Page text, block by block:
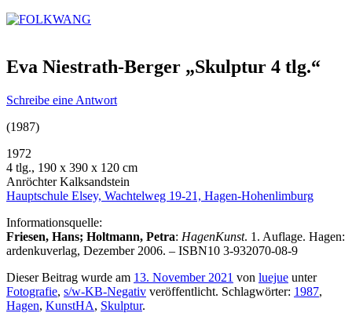
Eva Niestrath-Berger „Skulptur 4 tlg.“
Schreibe eine Antwort
(1987)
1972
4 tlg., 190 x 390 x 120 cm
Anröchter Kalksandstein
Hauptschule Elsey, Wachtelweg 19-21, Hagen-Hohenlimburg
Informationsquelle:
Friesen, Hans; Holtmann, Petra: HagenKunst. 1. Auflage. Hagen:
ardenkuverlag, Dezember 2006. – ISBN10 3-932070-08-9
Dieser Beitrag wurde am 13. November 2021 von luejue unter
Fotografie, s/w-KB-Negativ veröffentlicht. Schlagwörter: 1987,
Hagen, KunstHA, Skulptur.